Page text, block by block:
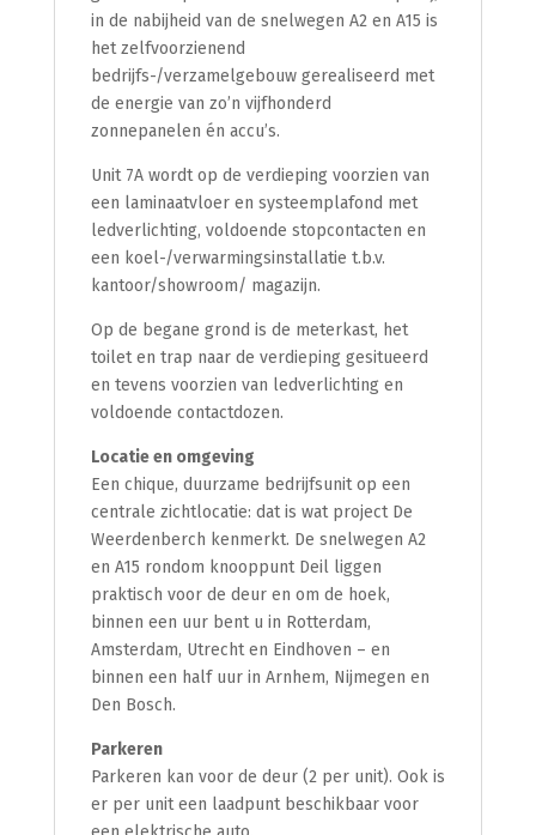
in de nabijheid van de snelwegen A2 en A15 is
het zelfvoorzienend
bedrijfs-/verzamelgebouw gerealiseerd met
de energie van zo’n vijfhonderd
zonnepanelen én accu’s.
Unit 7A wordt op de verdieping voorzien van
een laminaatvloer en systeemplafond met
ledverlichting, voldoende stopcontacten en
een koel-/verwarmingsinstallatie t.b.v.
kantoor/showroom/ magazijn.
Op de begane grond is de meterkast, het
toilet en trap naar de verdieping gesitueerd
en tevens voorzien van ledverlichting en
voldoende contactdozen.
Locatie en omgeving
Een chique, duurzame bedrijfsunit op een
centrale zichtlocatie: dat is wat project De
Weerdenberch kenmerkt. De snelwegen A2
en A15 rondom knooppunt Deil liggen
praktisch voor de deur en om de hoek,
binnen een uur bent u in Rotterdam,
Amsterdam, Utrecht en Eindhoven – en
binnen een half uur in Arnhem, Nijmegen en
Den Bosch.
Parkeren
Parkeren kan voor de deur (2 per unit). Ook is
er per unit een laadpunt beschikbaar voor